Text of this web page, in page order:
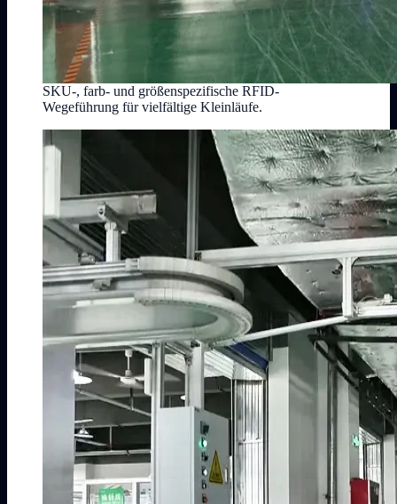
SKU-, farb- und größenspezifische RFID-
Wegeführung für vielfältige Kleinläufe.